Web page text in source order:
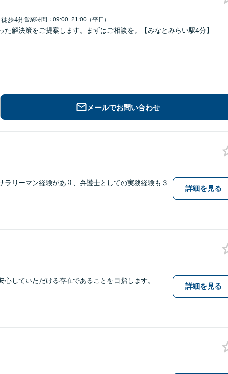
徒歩4分営業時間：09:00~21:00（平日）
た解決策をご提案します。まずはご相談を。【みなとみらい駅4分】
メールでお問い合わせ
ラリーマン経験があり、弁護士としての実務経験も３
詳細を見る
していただける存在であることを目指します。
詳細を見る